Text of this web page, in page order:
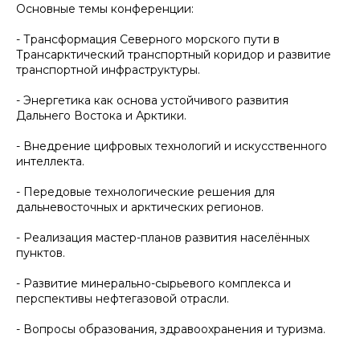
Основные темы конференции:
- Трансформация Северного морского пути в
Трансарктический транспортный коридор и развитие
транспортной инфраструктуры.
- Энергетика как основа устойчивого развития
Дальнего Востока и Арктики.
- Внедрение цифровых технологий и искусственного
интеллекта.
- Передовые технологические решения для
дальневосточных и арктических регионов.
- Реализация мастер-планов развития населённых
пунктов.
- Развитие минерально-сырьевого комплекса и
перспективы нефтегазовой отрасли.
- Вопросы образования, здравоохранения и туризма.